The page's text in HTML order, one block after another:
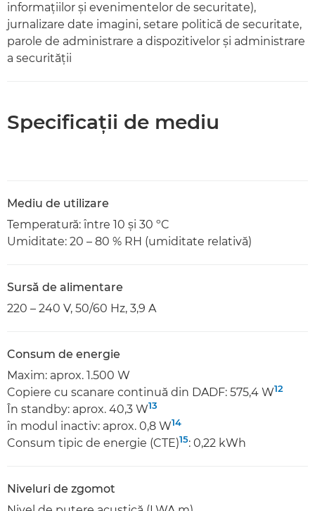
informaţiilor şi evenimentelor de securitate),
jurnalizare date imagini, setare politică de securitate,
parole de administrare a dispozitivelor şi administrare
a securităţii
Specificaţii de mediu
Mediu de utilizare
Temperatură: între 10 şi 30 ºC
Umiditate: 20 – 80 % RH (umiditate relativă)
Sursă de alimentare
220 – 240 V, 50/60 Hz, 3,9 A
Consum de energie
Maxim: aprox. 1.500 W
Copiere cu scanare continuă din DADF: 575,4 W12
În standby: aprox. 40,3 W13
în modul inactiv: aprox. 0,8 W14
Consum tipic de energie (CTE)15: 0,22 kWh
Niveluri de zgomot